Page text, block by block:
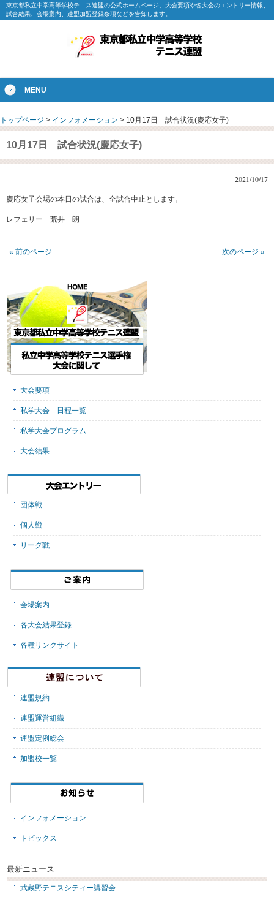
東京都私立中学高等学校テニス連盟の公式ホームページ。大会要項や各大会のエントリー情報、
試合結果、会場案内、連盟加盟登録条項などを告知します。
MENU
トップページ > インフォメーション > 10月17日 試合状況(慶応女子)
10月17日 試合状況(慶応女子)
2021/10/17
慶応女子会場の本日の試合は、全試合中止とします。
レフェリー 荒井 朗
« 前のページ 次のページ »
大会要項
私学大会 日程一覧
私学大会プログラム
大会結果
団体戦
個人戦
リーグ戦
会場案内
各大会結果登録
各種リンクサイト
連盟規約
連盟運営組織
連盟定例総会
加盟校一覧
インフォメーション
トピックス
最新ニュース
武蔵野テニスシティー講習会